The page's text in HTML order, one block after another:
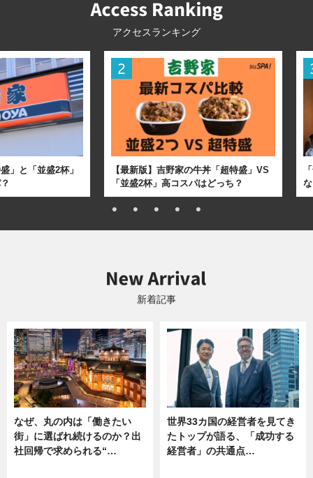
アクセスランキング
」と「並盛2杯」
【最新版】吉野家の牛丼「超特盛」VS
「並盛2杯」高コスパはどっち？
新着記事
なぜ、丸の内は「働きたい
街」に選ばれ続けるのか？出
社回帰で求められる“…
世界33カ国の経営者を見てき
たトップが語る、「成功する
経営者」の共通点…